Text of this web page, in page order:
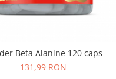
Beta Alanine 120 caps
131,99 RON